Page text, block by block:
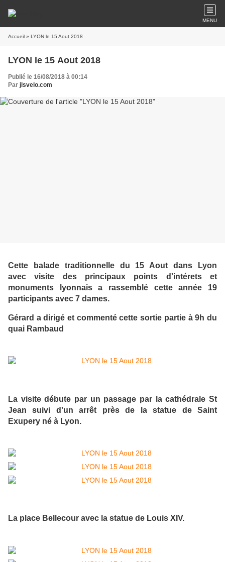
MENU
Accueil » LYON le 15 Aout 2018
LYON le 15 Aout 2018
Publié le 16/08/2018 à 00:14
Par jlsvelo.com
Cette balade traditionnelle du 15 Aout dans Lyon
avec visite des principaux points d'intérets et
monuments lyonnais a rassemblé cette année 19
participants avec 7 dames.
Gérard a dirigé et commenté cette sortie partie à 9h du
quai Rambaud
La visite débute par un passage par la cathédrale St
Jean suivi d'un arrêt près de la statue de Saint
Exupery né à Lyon.
La place Bellecour avec la statue de Louis XIV.